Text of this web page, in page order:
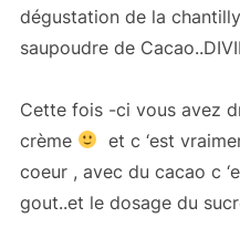
dégustation de la
saupoudre de
Cette fois -ci vous avez
crème
et c ‘est
coeur , avec du cacao c
gout..et le dosage du